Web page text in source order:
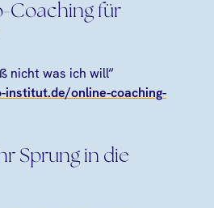
Coaching für
nicht was ich will“
institut.de/online-coaching-
Sprung in die